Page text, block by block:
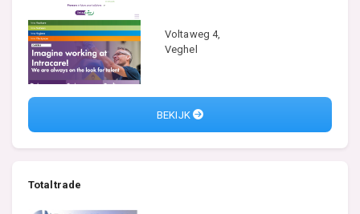
Voltaweg 4,
Veghel
BEKIJK
Totaltrade